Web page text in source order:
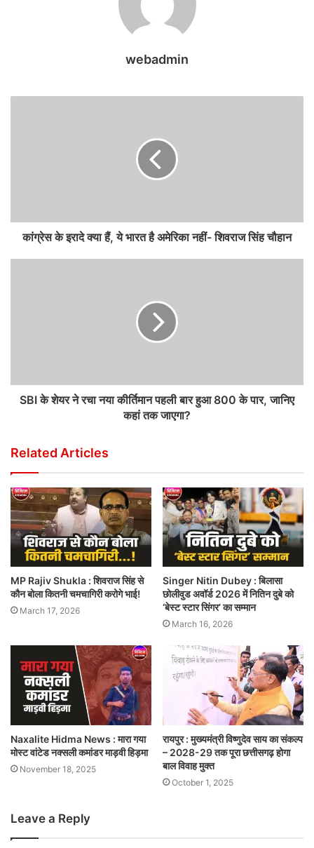
webadmin
कांग्रेस के इरादे क्या हैं, ये भारत है अमेरिका नहीं- शिवराज सिंह चौहान
SBI के शेयर ने रचा नया कीर्तिमान पहली बार हुआ 800 के पार, जानिए
कहां तक जाएगा?
Related Articles
MP Rajiv Shukla : शिवराज सिंह से
कौन बोला कितनी चमचागिरी करोगे भाई!
March 17, 2026
Singer Nitin Dubey : बिलासा
छोलीवुड अवॉर्ड 2026 में नितिन दुबे को
‘बेस्ट स्टार सिंगर’ का सम्मान
March 16, 2026
Naxalite Hidma News : मारा गया
मोस्ट वांटेड नक्सली कमांडर माड़वी हिड़मा
November 18, 2025
रायपुर : मुख्यमंत्री विष्णुदेव साय का संकल्प
– 2028-29 तक पूरा छत्तीसगढ़ होगा
बाल विवाह मुक्त
October 1, 2025
Leave a Reply